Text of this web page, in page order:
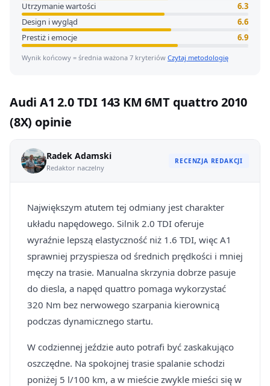
Utrzymanie wartości
6.3
Design i wygląd
6.6
Prestiż i emocje
6.9
Wynik końcowy = średnia ważona 7 kryteriów Czytaj metodologię
Audi A1 2.0 TDI 143 KM 6MT quattro 2010
(8X) opinie
Radek Adamski
Redaktor naczelny
RECENZJA REDAKCJI
Największym atutem tej odmiany jest charakter
układu napędowego. Silnik 2.0 TDI oferuje
wyraźnie lepszą elastyczność niż 1.6 TDI, więc A1
sprawniej przyspiesza od średnich prędkości i mniej
męczy na trasie. Manualna skrzynia dobrze pasuje
do diesla, a napęd quattro pomaga wykorzystać
320 Nm bez nerwowego szarpania kierownicą
podczas dynamicznego startu.
W codziennej jeździe auto potrafi być zaskakująco
oszczędne. Na spokojnej trasie spalanie schodzi
poniżej 5 l/100 km, a w mieście zwykle mieści się w